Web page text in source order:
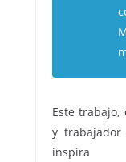
Este
y
inspira